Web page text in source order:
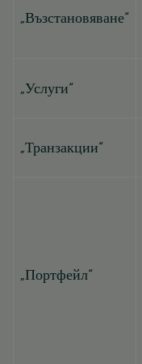
„Възстановяване“
„Услуги“
„Транзакции“
„Портфейл“